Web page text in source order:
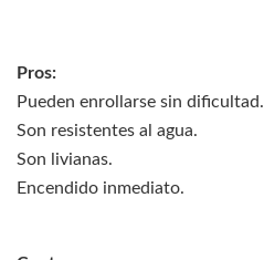
Pros:
Pueden enrollarse sin dificultad.
Son resistentes al agua.
Son livianas.
Encendido inmediato.